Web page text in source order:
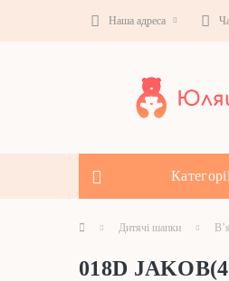
Наша адреса
Дитячі шапки
018D